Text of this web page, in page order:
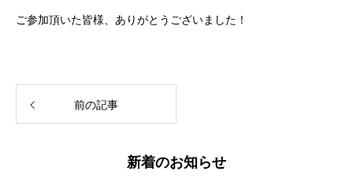
ご参加頂いた皆様、ありがとうございました！
前の記事
新着のお知らせ